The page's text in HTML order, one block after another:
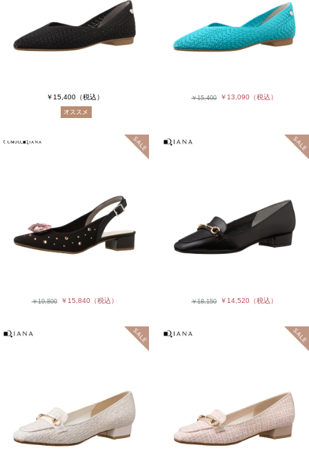
￥15,400（税込） ￥15,400 ￥13,090 （税込）
￥19,800 ￥15,840（税込） ￥18,150 ￥14,520 （税込）